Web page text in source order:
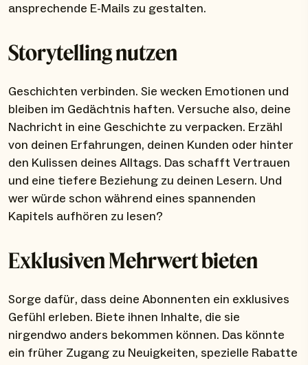
ansprechende E-Mails zu gestalten.
Storytelling nutzen
Geschichten verbinden. Sie wecken Emotionen und
bleiben im Gedächtnis haften. Versuche also, deine
Nachricht in eine Geschichte zu verpacken. Erzähl
von deinen Erfahrungen, deinen Kunden oder hinter
den Kulissen deines Alltags. Das schafft Vertrauen
und eine tiefere Beziehung zu deinen Lesern. Und
wer würde schon während eines spannenden
Kapitels aufhören zu lesen?
Exklusiven Mehrwert bieten
Sorge dafür, dass deine Abonnenten ein exklusives
Gefühl erleben. Biete ihnen Inhalte, die sie
nirgendwo anders bekommen können. Das könnte
ein früher Zugang zu Neuigkeiten, spezielle Rabatte